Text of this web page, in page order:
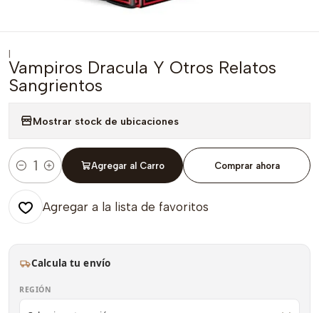
|
Vampiros Dracula Y Otros Relatos
Sangrientos
Mostrar stock de ubicaciones
Cantidad
Agregar al Carro Comprar ahora
Agregar a la lista de favoritos
Calcula tu envío
REGIÓN